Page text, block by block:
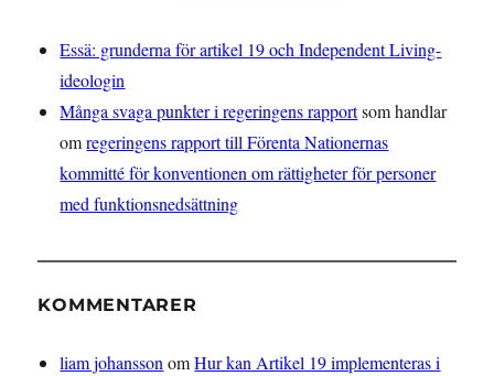
Essä: grunderna för artikel 19 och Independent Living-
ideologin
Många svaga punkter i regeringens rapportsom handlar
omregeringens rapport till Förenta Nationernas
kommitté för konventionen om rättigheter för personer
med funktionsnedsättning
KOMMENTARER
liam johansson omHur kan Artikel 19 implementeras i